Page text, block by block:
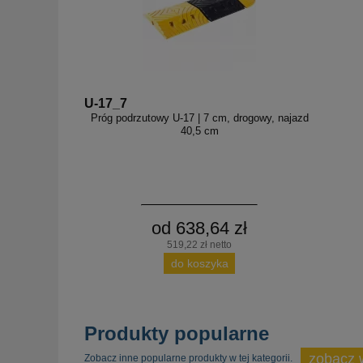
U-17_7
Próg podrzutowy U-17 | 7 cm, drogowy, najazd
40,5 cm
od 638,64 zł
519,22 zł netto
do koszyka
Produkty popularne
Zobacz inne popularne produkty w tej kategorii. zobacz